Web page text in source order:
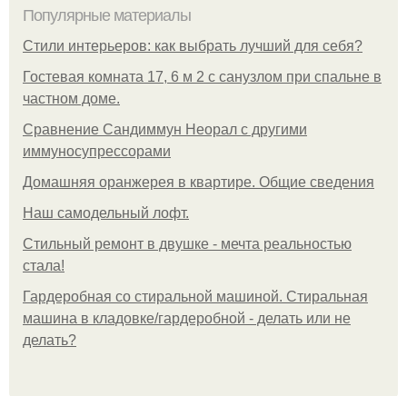
Популярные материалы
Стили интерьеров: как выбрать лучший для себя?
Гостевая комната 17, 6 м 2 с санузлом при спальне в
частном доме.
Сравнение Сандиммун Неорал с другими
иммуносупрессорами
Домашняя оранжерея в квартире. Общие сведения
Наш самодельный лофт.
Стильный ремонт в двушке - мечта реальностью
стала!
Гардеробная со стиральной машиной. Стиральная
машина в кладовке/гардеробной - делать или не
делать?